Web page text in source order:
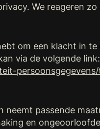
We reageren zo
om een klacht in te
via de volgende link:
neemt passende
en